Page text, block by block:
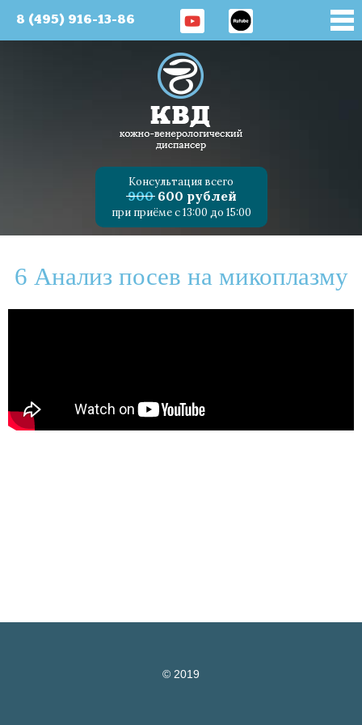
8 (495) 916-13-86
Консультация всего
900 600 рублей
при приёме с 13:00 до 15:00
6 Анализ посев на микоплазму
© 2019